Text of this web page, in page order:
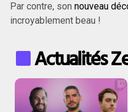
Par contre, son nouveau
incroyablement beau !
Actualités